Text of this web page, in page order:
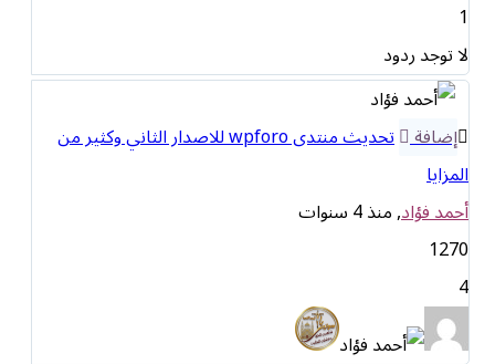
لا توجد ردود
إضافة
تحديث منتدى wpforo للاصدار الثاني وكثير من
المزايا
أحمد فؤاد, منذ 4 سنوات
1270